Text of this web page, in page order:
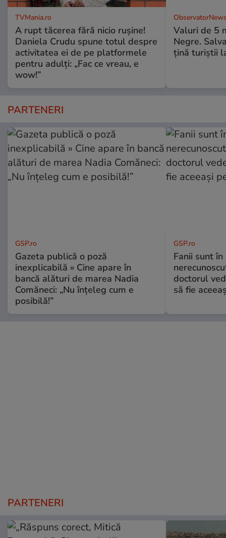
TVMania.ro
A rupt tăcerea fără nicio rușine!
Daniela Crudu spune totul despre
activitatea ei de pe platformele
pentru adulți: „Fac ce vreau, e
wow!”
Valuri de 5
Negre.
ţină turiştii
PARTENERI
GSP.ro
Gazeta publică o poză
inexplicabilă » Cine apare în
bancă alături de marea Nadia
Comăneci: „Nu înțeleg cum e
posibilă!”
GSP.ro
Fanii sunt în
doctorul
să fie
PARTENERI